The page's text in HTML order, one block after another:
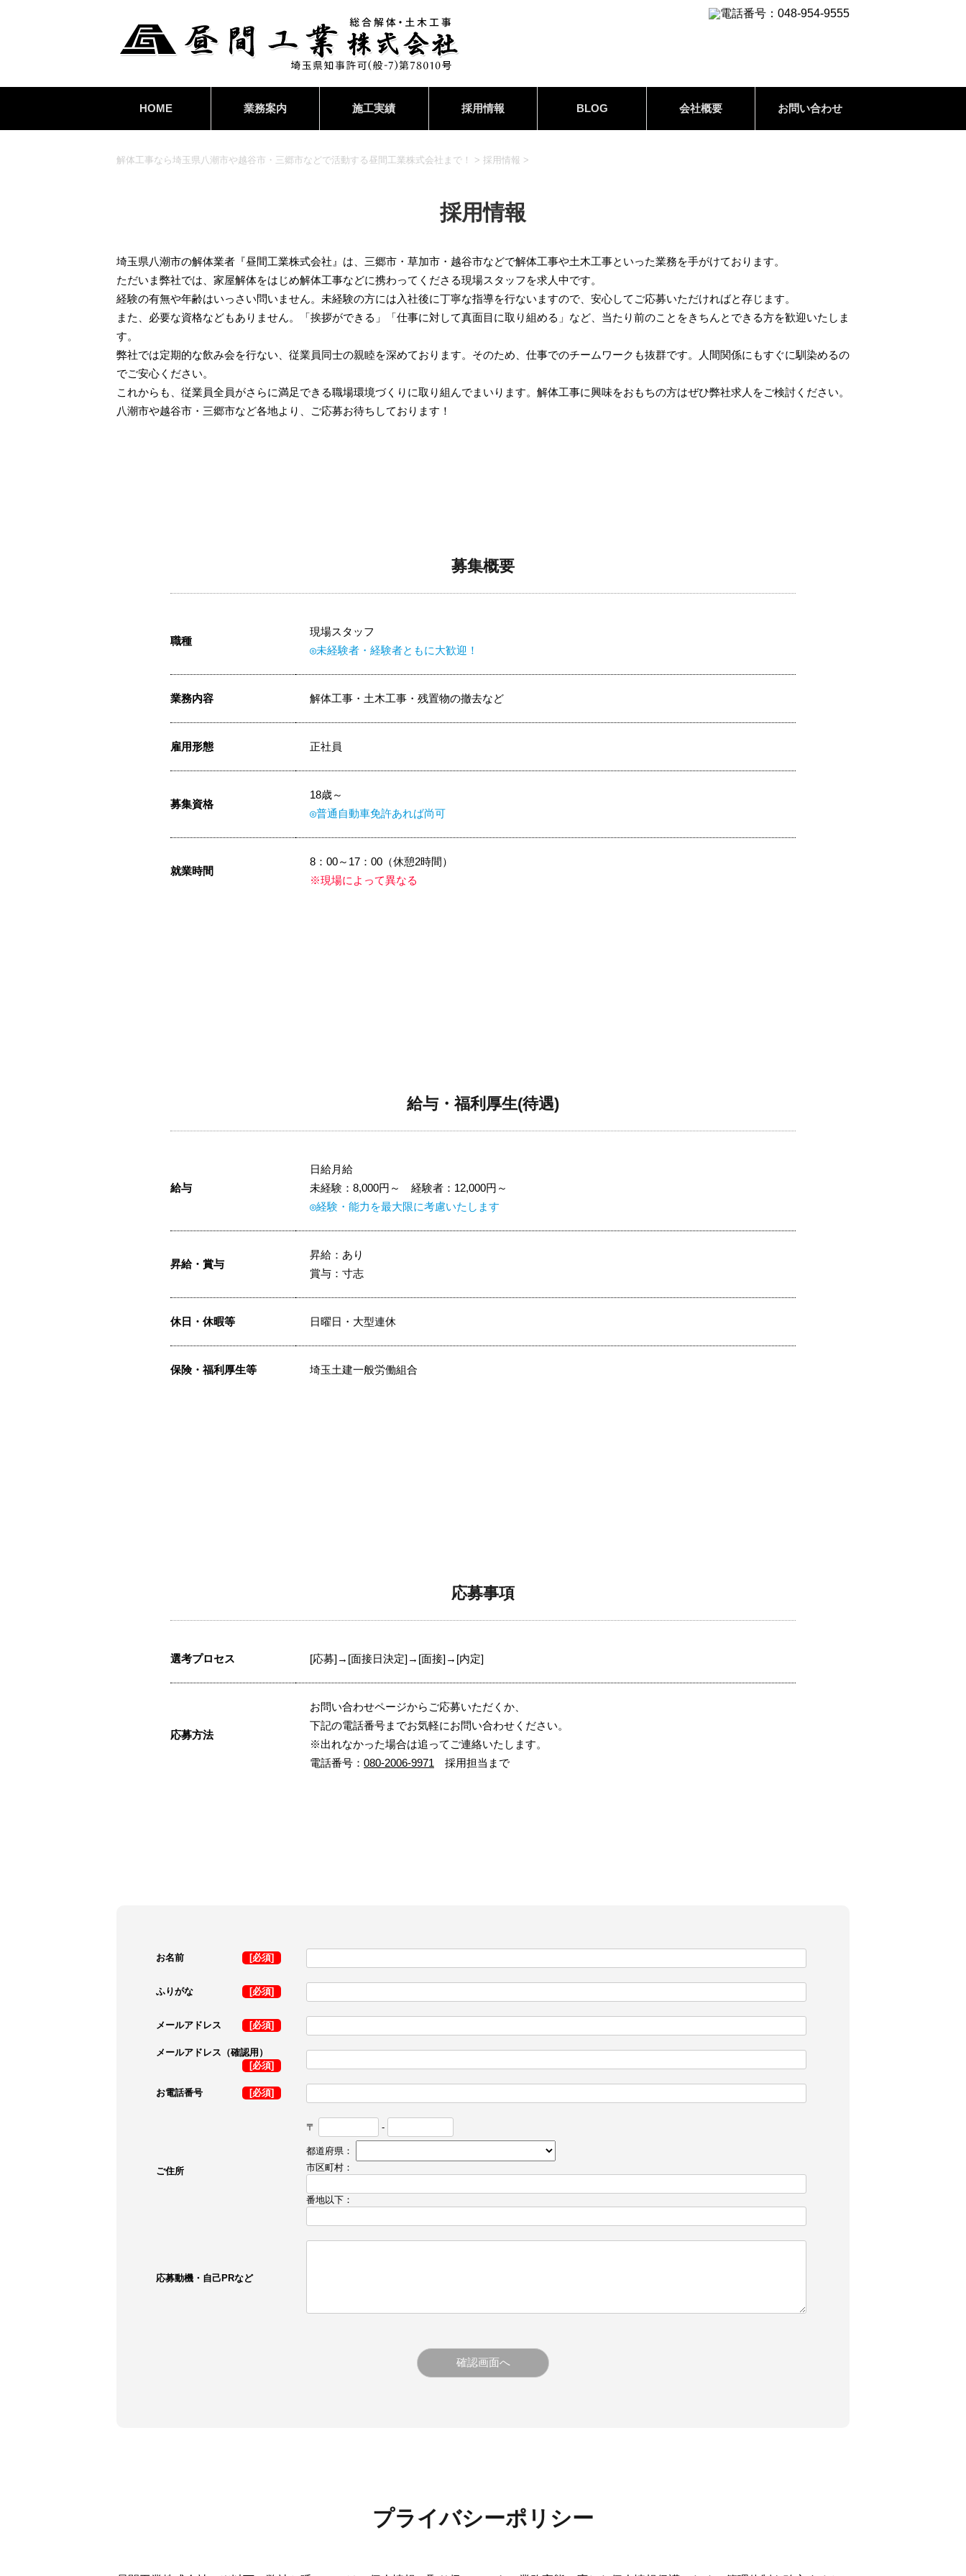
HOME 業務案内 施工実績 採用情報 BLOG 会社概要 お問い合わせ
解体工事なら埼玉県八潮市や越谷市・三郷市などで活動する昼間工業株式会社まで！ > 採用情報 >
採用情報
埼玉県八潮市の解体業者『昼間工業株式会社』は、三郷市・草加市・越谷市などで解体工事や土木工事といった業務を手がけております。
ただいま弊社では、家屋解体をはじめ解体工事などに携わってくださる現場スタッフを求人中です。
経験の有無や年齢はいっさい問いません。未経験の方には入社後に丁寧な指導を行ないますので、安心してご応募いただければと存じます。
また、必要な資格などもありません。「挨拶ができる」「仕事に対して真面目に取り組める」など、当たり前のことをきちんとできる方を歓迎いたしま
す。
弊社では定期的な飲み会を行ない、従業員同士の親睦を深めております。そのため、仕事でのチームワークも抜群です。人間関係にもすぐに馴染めるの
でご安心ください。
これからも、従業員全員がさらに満足できる職場環境づくりに取り組んでまいります。解体工事に興味をおもちの方はぜひ弊社求人をご検討ください。
八潮市や越谷市・三郷市など各地より、ご応募お待ちしております！
募集概要
職種
現場スタッフ
◎未経験者・経験者ともに大歓迎！
業務内容 解体工事・土木工事・残置物の撤去など
雇用形態 正社員
募集資格
18歳～
◎普通自動車免許あれば尚可
就業時間
8：00～17：00（休憩2時間）
※現場によって異なる
給与・福利厚生(待遇)
給与
日給月給
未経験：8,000円～ 経験者：12,000円～
◎経験・能力を最大限に考慮いたします
昇給・賞与
昇給：あり
賞与：寸志
休日・休暇等 日曜日・大型連休
保険・福利厚生等 埼玉土建一般労働組合
応募事項
選考プロセス [応募]→[面接日決定]→[面接]→[内定]
応募方法
お問い合わせページからご応募いただくか、
下記の電話番号までお気軽にお問い合わせください。
※出れなかった場合は追ってご連絡いたします。
電話番号： 080-2006-9971 採用担当まで
お名前 [必須]
ふりがな [必須]
メールアドレス [必須]
メールアドレス（確認用）
[必須]
お電話番号 [必須]
ご住所
〒 -
都道府県：
市区町村：
番地以下：
応募動機・自己PRなど
プライバシーポリシー